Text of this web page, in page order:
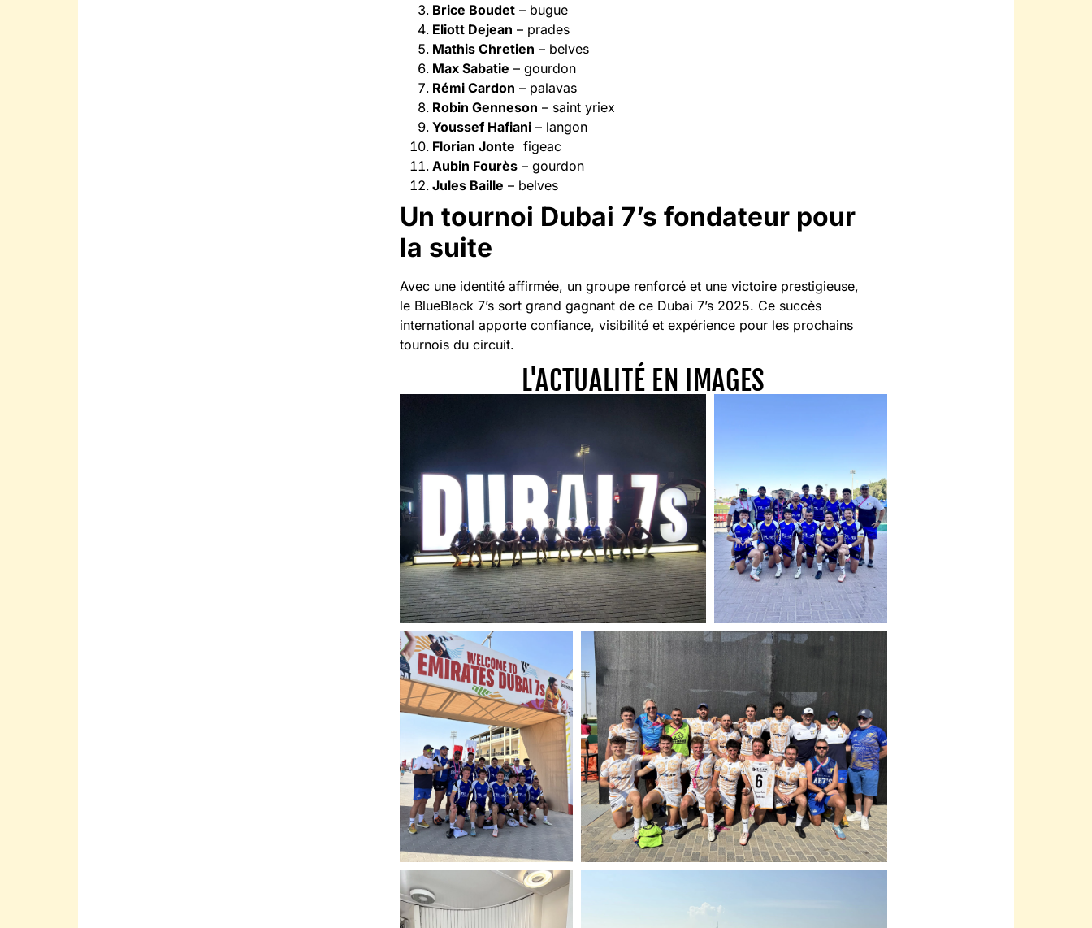
Brice Boudet – bugue
Eliott Dejean – prades
Mathis Chretien – belves
Max Sabatie – gourdon
Rémi Cardon – palavas
Robin Genneson – saint yriex
Youssef Hafiani – langon
Florian Jonte figeac
Aubin Fourès – gourdon
Jules Baille – belves
Un tournoi Dubai 7’s fondateur pour
la suite
Avec une identité affirmée, un groupe renforcé et une victoire prestigieuse,
le BlueBlack 7’s sort grand gagnant de ce Dubai 7’s 2025. Ce succès
international apporte confiance, visibilité et expérience pour les prochains
tournois du circuit.
L'ACTUALITÉ EN IMAGES